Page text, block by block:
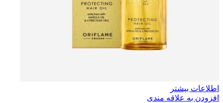
اطلاعات بیشتر
افزودن به علاقه مندی